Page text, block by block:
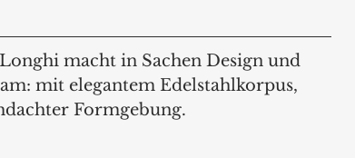
macht in Sachen Design und
mit elegantem Edelstahlkorpus,
Formgebung.